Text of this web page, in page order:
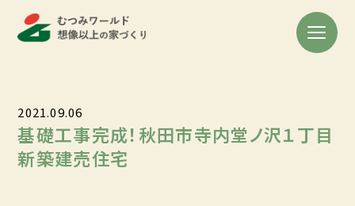
2021.09.06
基礎工事完成！秋田市寺内堂ノ沢１丁目
新築建売住宅